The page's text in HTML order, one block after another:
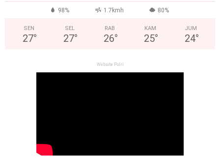
98% 1.7kmh 80%
SEN
27°
SEL
27°
RAB
26°
KAM
25°
JUM
24°
Website Polri